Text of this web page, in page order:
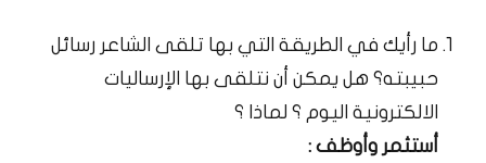
ما رأيك في الطريقة التي بها تلقى الشاعر رسائل
حبيبته؟ هل يمكن أن نتلقى بها الإرساليات
الالكترونية اليوم ؟ لماذا ؟
أستثمر وأوظف :